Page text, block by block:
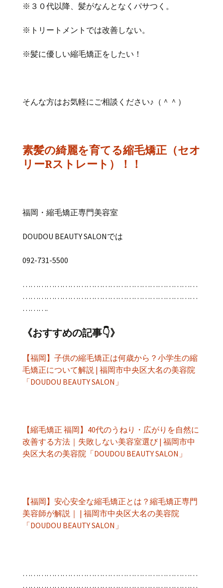
※３０代以降、髪がなんとなくパサつく。
※トリートメントでは改善しない。
※髪に優しい縮毛矯正をしたい！
そんな方はお気軽にご相談ください♪（＾＾）
素髪の綺麗を育てる縮毛矯正（セオ
リーRストレート）！！
福岡・縮毛矯正専門美容室
DOUDOU BEAUTY SALONでは
092-731-5500
…………………………………………………………
…………………………………………………………
……….
《おすすめの記事👇》
【福岡】子供の縮毛矯正は何歳から？小学生の縮
毛矯正について解説 | 福岡市中央区大名の美容院
「DOUDOU BEAUTY SALON」
【縮毛矯正 福岡】40代のうねり・広がりを自然に
改善する方法｜失敗しない美容室選び | 福岡市中
央区大名の美容院「DOUDOU BEAUTY SALON」
【福岡】安心安全な縮毛矯正とは？縮毛矯正専門
美容師が解説｜ | 福岡市中央区大名の美容院
「DOUDOU BEAUTY SALON」
…………………………………………………………
…………………………………………………………